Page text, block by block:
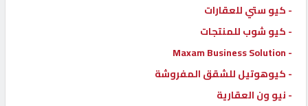
- كيو ستي للعقارات
- كيو شوب للمنتجات
- Maxam Business Solution
- كيوهوتيل للشقق المفروشة
- نيو ون العقارية